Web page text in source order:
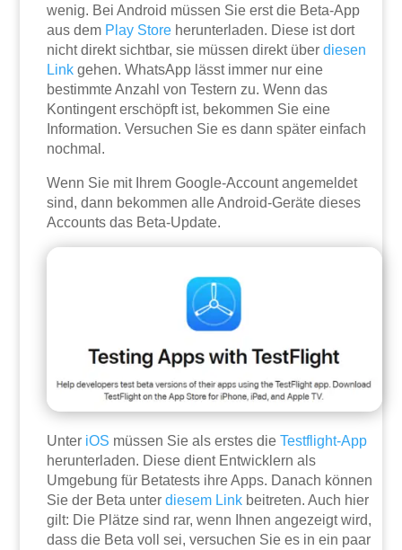
wenig. Bei Android müssen Sie erst die Beta-App
aus dem Play Store herunterladen. Diese ist dort
nicht direkt sichtbar, sie müssen direkt überdiesen
Link gehen. WhatsApp lässt immer nur eine
bestimmte Anzahl von Testern zu. Wenn das
Kontingent erschöpft ist, bekommen Sie eine
Information. Versuchen Sie es dann später einfach
nochmal.
Wenn Sie mit Ihrem Google-Account angemeldet
sind, dann bekommen alle Android-Geräte dieses
Accounts das Beta-Update.
Unter iOS müssen Sie als erstes dieTestflight-App
herunterladen. Diese dient Entwicklern als
Umgebung für Betatests ihre Apps. Danach können
Sie der Beta unterdiesem Link beitreten. Auch hier
gilt: Die Plätze sind rar, wenn Ihnen angezeigt wird,
dass die Beta voll sei, versuchen Sie es in ein paar